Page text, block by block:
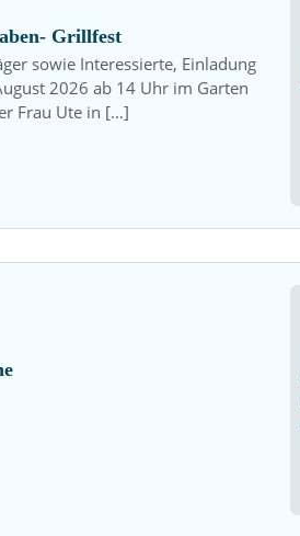
Grillfest
sowie Interessierte, Einladung
2026 ab 14 Uhr im Garten
Frau Ute in […]